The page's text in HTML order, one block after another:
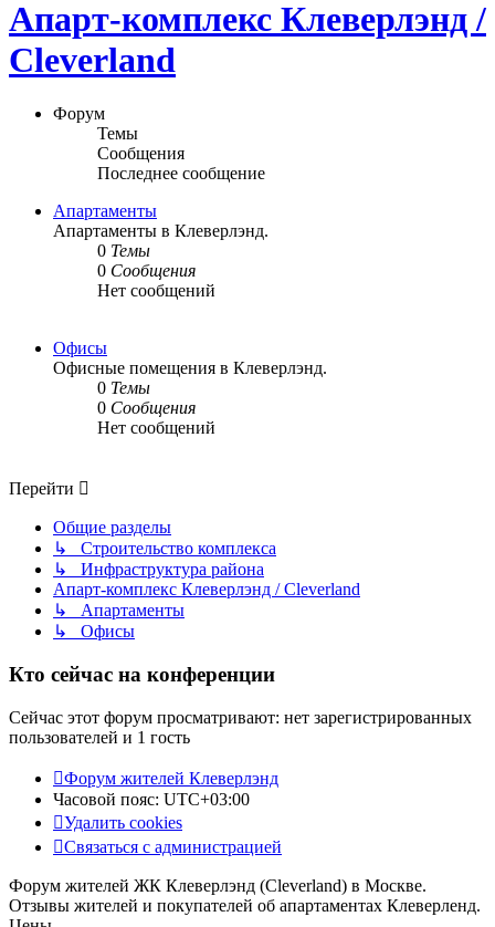
Апарт-комплекс Клеверлэнд /
Cleverland
Форум
Темы
Сообщения
Последнее сообщение
Апартаменты
Апартаменты в Клеверлэнд.
0 Темы
0 Сообщения
Нет сообщений
Офисы
Офисные помещения в Клеверлэнд.
0 Темы
0 Сообщения
Нет сообщений
Перейти
Общие разделы
↳ Строительство комплекса
↳ Инфраструктура района
Апарт-комплекс Клеверлэнд / Cleverland
↳ Апартаменты
↳ Офисы
Кто сейчас на конференции
Сейчас этот форум просматривают: нет зарегистрированных
пользователей и 1 гость
Форум жителей Клеверлэнд
Часовой пояс: UTC+03:00
Удалить cookies
Связаться с администрацией
Форум жителей ЖК Клеверлэнд (Cleverland) в Москве.
Отзывы жителей и покупателей об апартаментах Клеверленд.